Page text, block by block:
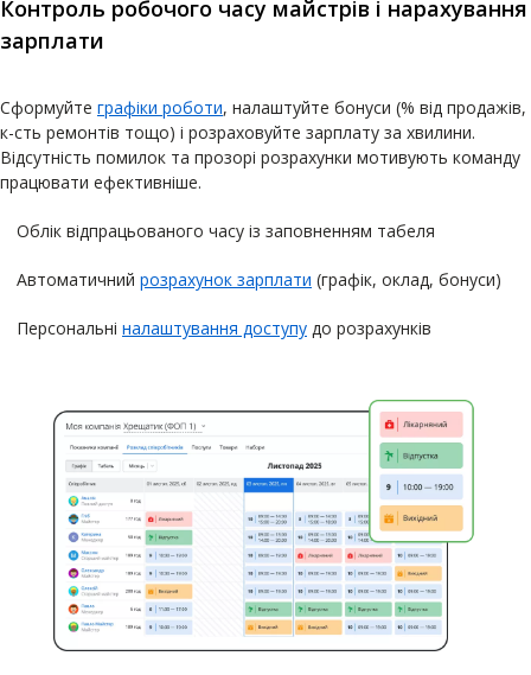
Контроль робочого часу майстрів і нарахування
зарплати
Сформуйте графіки роботи, налаштуйте бонуси (% від продажів,
к-сть ремонтів тощо) і розраховуйте зарплату за хвилини.
Відсутність помилок та прозорі розрахунки мотивують команду
працювати ефективніше.
Облік відпрацьованого часу із заповненням табеля
Автоматичний розрахунок зарплати (графік, оклад, бонуси)
Персональні налаштування доступу до розрахунків